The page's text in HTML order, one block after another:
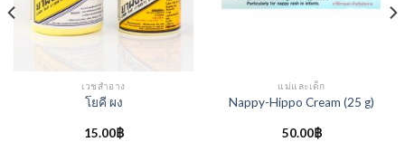
เวชสำอาง
โยคี ผง
15.00฿
แม่และเด็ก
Nappy-Hippo Cream (25 g)
50.00฿